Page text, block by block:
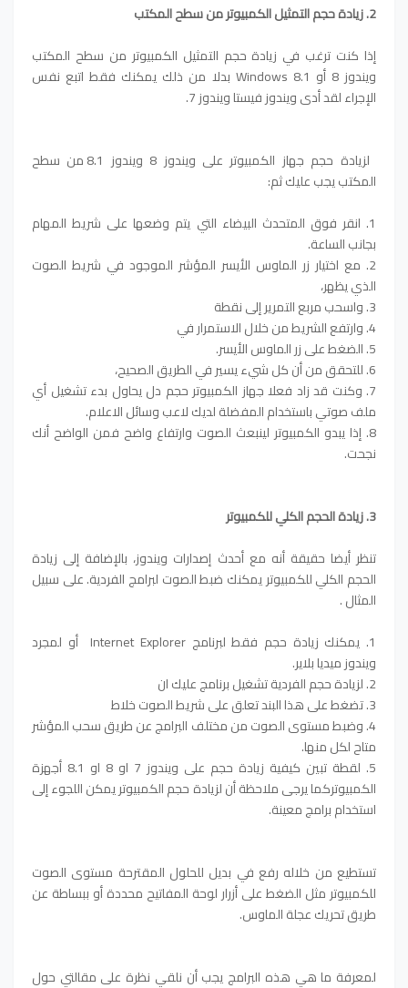
2. زيادة حجم التمثيل الكمبيوتر من سطح المكتب
إذا كنت ترغب في زيادة حجم التمثيل الكمبيوتر من سطح المكتب
ويندوز 8 أو Windows 8.1 بدلا من ذلك يمكنك فقط اتبع نفس
الإجراء لقد أدى ويندوز فيستا ويندوز 7.
لزيادة حجم جهاز الكمبيوتر على ويندوز 8 ويندوز 8.1 من سطح
المكتب يجب عليك ثم:
1. انقر فوق المتحدث البيضاء التي يتم وضعها على شريط المهام
بجانب الساعة.
2. مع اختيار زر الماوس الأيسر المؤشر الموجود في شريط الصوت
الذي يظهر،
3. واسحب مربع التمرير إلى نقطة
4. وارتفع الشريط من خلال الاستمرار في
5. الضغط على زر الماوس الأيسر.
6. للتحقق من أن كل شيء يسير في الطريق الصحيح،
7. وكنت قد زاد فعلا جهاز الكمبيوتر حجم دل يحاول بدء تشغيل أي
ملف صوتي باستخدام المفضلة لديك لاعب وسائل الاعلام.
8. إذا يبدو الكمبيوتر لينبعث الصوت وارتفاع واضح فمن الواضح أنك
نجحت.
3. زيادة الحجم الكلي للكمبيوتر
تنظر أيضا حقيقة أنه مع أحدث إصدارات ويندوز، بالإضافة إلى زيادة
الحجم الكلي للكمبيوتر يمكنك ضبط الصوت لبرامج الفردية. على سبيل
المثال .
1. يمكنك زيادة حجم فقط لبرنامج Internet Explorer أو لمجرد
ويندوز ميديا ​​بلاير.
2. لزيادة حجم الفردية تشغيل برنامج عليك ان
3. تضغط على هذا البند تعلق على شريط الصوت خلاط
4. وضبط مستوى الصوت من مختلف البرامج عن طريق سحب المؤشر
متاح لكل منها.
5. لقطة تبين كيفية زيادة حجم على ويندوز 7 او 8 او 8.1 أجهزة
الكمبيوتركما يرجى ملاحظة أن لزيادة حجم الكمبيوتر يمكن اللجوء إلى
استخدام برامج معينة.
تستطيع من خلاله رفع في بديل للحلول المقترحة مستوى الصوت
للكمبيوتر مثل الضغط على أزرار لوحة المفاتيح محددة أو ببساطة عن
طريق تحريك عجلة الماوس.
لمعرفة ما هي هذه البرامج يجب أن نلقي نظرة على مقالتي حول